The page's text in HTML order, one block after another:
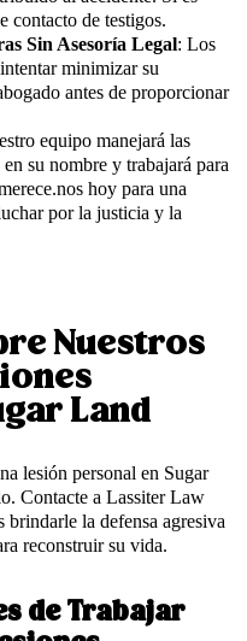
contacto de testigos.
Sin Asesoría Legal: Los
minimizar su
antes de proporcionar
equipo manejará las
su nombre y trabajará para
hoy para una
por la justicia y la
Nuestros
Land
lesión personal en Sugar
Contacte a Lassiter Law
brindarle la defensa agresiva
reconstruir su vida.
de Trabajar